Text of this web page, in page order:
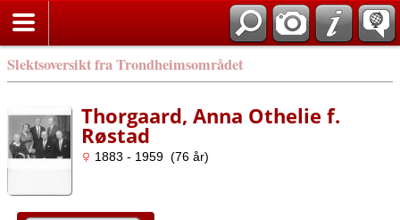
Slektsoversikt fra Trondheimsområdet
Thorgaard, Anna Othelie f.
Røstad
1883 - 1959 (76 år)